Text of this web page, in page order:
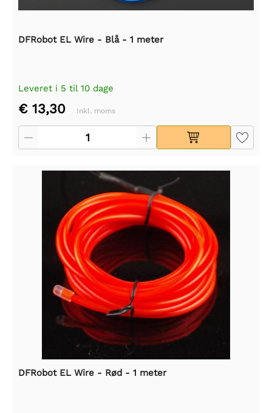
DFRobot EL Wire - Blå - 1 meter
Leveret i 5 til 10 dage
€ 13,30 Inkl. moms
DFRobot EL Wire - Rød - 1 meter